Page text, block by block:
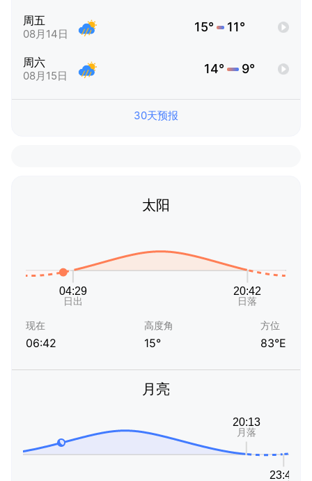
周五
08月14日 15° 11°
周六
08月15日 14° 9°
30天预报
太阳
现在
06:42
高度角
15°
方位
83°E
月亮